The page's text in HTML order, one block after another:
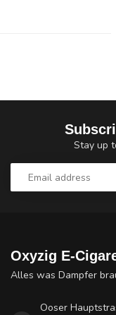
Stay up
Oxyzig E-
Alles was Dampfer
Ooser